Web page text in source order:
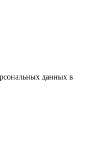
данных в